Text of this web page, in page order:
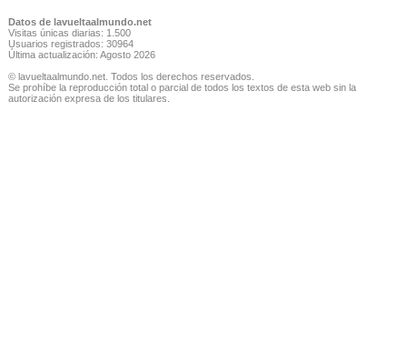
Datos de lavueltaalmundo.net
Visitas únicas diarias: 1.500
Usuarios registrados: 30964
Última actualización: Agosto 2026
© lavueltaalmundo.net. Todos los derechos reservados.
Se prohíbe la reproducción total o parcial de todos los textos de esta web sin la
autorización expresa de los titulares.